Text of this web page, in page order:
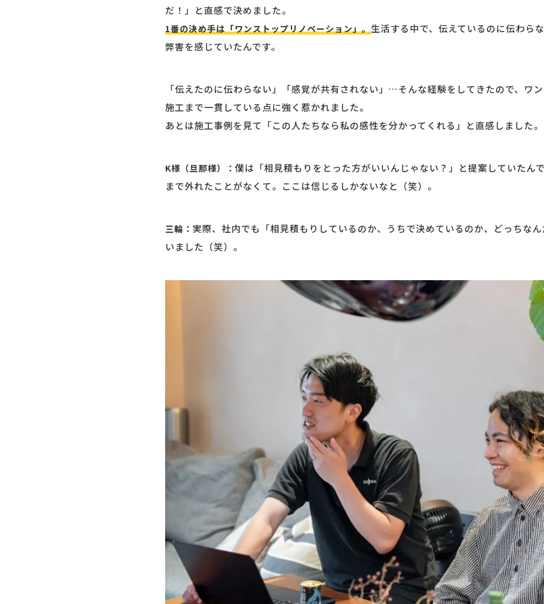
だ！」と直感で決めました。
1番の決め手は「ワンストップリノベーション」。生活する中で、伝えているのに伝わら
弊害を感じていたんです。
「伝えたのに伝わらない」「感覚が共有されない」…そんな経験をしてきたので、ワ
施工まで一貫している点に強く惹かれました。
あとは施工事例を見て「この人たちなら私の感性を分かってくれる」と直感しました。
K様（旦那様）： 僕は「相見積もりをとった方がいいんじゃない？」と提案していたん
まで外れたことがなくて。ここは信じるしかないなと（笑）。
三輪： 実際、社内でも「相見積もりしているのか、うちで決めているのか、どっちな
いました（笑）。